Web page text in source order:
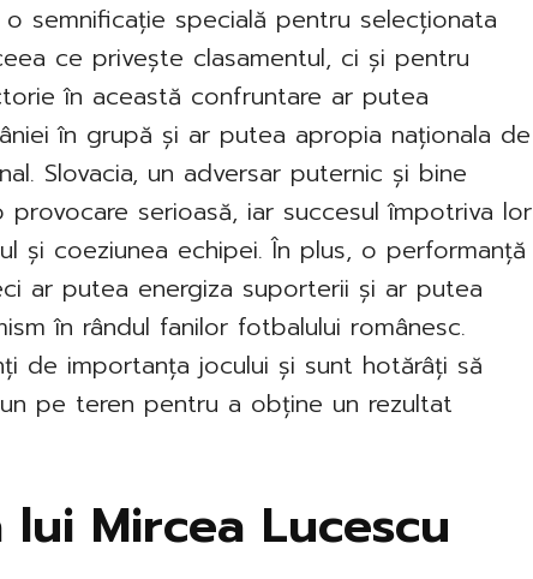
o semnificație specială pentru selecționata
ce privește clasamentul, ci și pentru
în această confruntare ar putea
în grupă și ar putea apropia naționala de
Slovacia, un adversar puternic și bine
serioasă, iar succesul împotriva lor
și coeziunea echipei. În plus, o performanță
ar putea energiza suporterii și ar putea
în rândul fanilor fotbalului românesc.
de importanța jocului și sunt hotărâți să
pe teren pentru a obține un rezultat
Mircea Lucescu